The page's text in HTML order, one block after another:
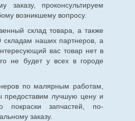
заказу, проконсультируем
возникшему вопросу.
склад товара, а также
складам наших партнеров, а
вас товар нет в
не будет у всех в городе
по малярным работам,
предоставим лучшую цену и
покраски запчастей, по-
заказу.